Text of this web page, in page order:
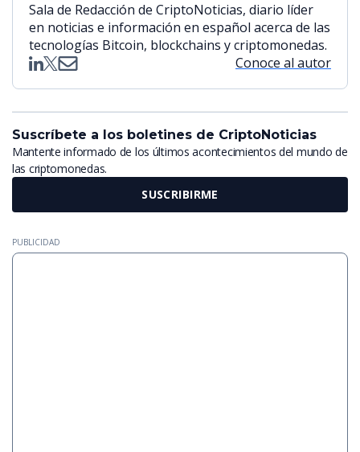
Sala de Redacción de CriptoNoticias, diario líder
en noticias e información en español acerca de las
tecnologías Bitcoin, blockchains y criptomonedas.
Conoce al autor
Suscríbete a los boletines de CriptoNoticias
Mantente informado de los últimos acontecimientos del mundo de
las criptomonedas.
SUSCRIBIRME
PUBLICIDAD